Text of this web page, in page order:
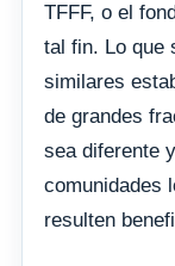
TFFF, o el
tal fin. Lo que
similares
de grandes
sea diferente
comunidades
resulten